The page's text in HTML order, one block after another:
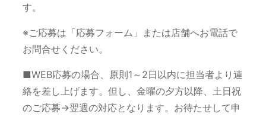
す。
※ご応募は「応募フォーム」または店舗へお電話で
お問合せください。
■WEB応募の場合、原則1～2日以内に担当者より連
絡を差し上げます。 但し、金曜の夕方以降、土日祝
のご応募→翌週の対応となります。 お待たせして申